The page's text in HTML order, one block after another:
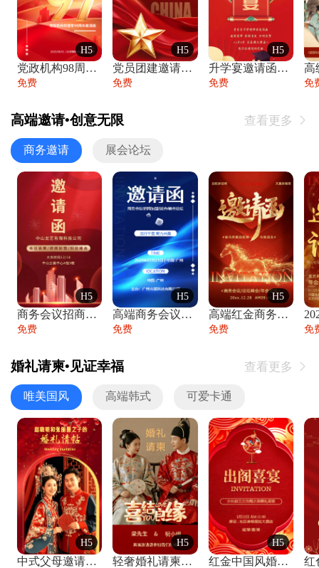
H5
党政机构98周年八一建军节庆祝晚会活动邀
免费
H5
党员团建邀请函党建活动风采党会工作汇报总
免费
H5
升学宴邀请函喜报金榜题名高端谢师宴邀请函
免费 免
高端邀请•创意无限 查看更多 
商务邀请 展会论坛
H5
商务会议招商展会科技峰会邀请函年会邀请
免费
H5
高端商务会议招商加盟展会峰会论坛邀请函
免费
H5
高端红金商务会议年会年终盛典答谢邀请函
免费 免
婚礼请柬•见证幸福 查看更多 
唯美国风 高端韩式 可爱卡通
H5
中式父母邀请函婚礼结婚请柬请贴父母邀请方
H5
轻奢婚礼请柬婚礼邀请函结婚照请帖
H5
红金中国风婚礼请柬出阁喜宴嫁女请帖出阁宴